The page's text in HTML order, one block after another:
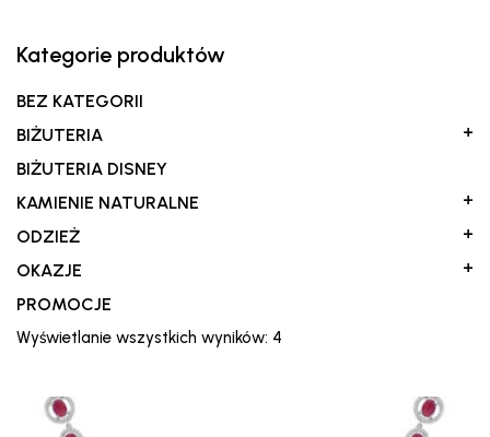
Wyświetlanie wszystkich wyników: 4
Kategorie produktów
BEZ KATEGORII
BIŻUTERIA
+
BIŻUTERIA DISNEY
KAMIENIE NATURALNE
+
ODZIEŻ
+
OKAZJE
+
PROMOCJE